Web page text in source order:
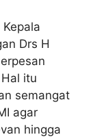
Drs H
itu
semangat
agar
hingga